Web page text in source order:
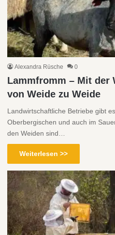
Alexandra Rüsche 0
Lammfromm – Mit der
von Weide zu Weide
Landwirtschaftliche Betriebe gibt
Oberbergischen und auch im
den Weiden sind…
Weiterlesen >>